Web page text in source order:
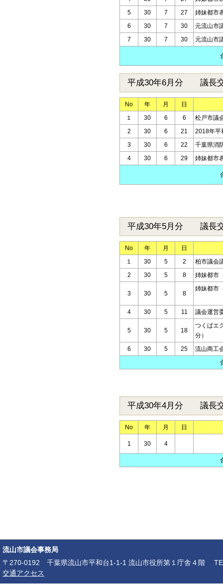
5
30 7 27
姉妹都市
6
30 7 30
元流山市
7
30 7 30 元流山市
平成30年6月分 議長
No 年 月
日
１
30 6 6
松戸市議
2
30 6 21
2018年平
3
30 6 22
千葉県消
4
30 6 29 姉妹都市
平成30年5月分 議長
No 年 月
日
１
30 5 2
柏市議会
2
30 5 8 姉妹都市
3 30 5 8
姉妹都市
4
30 5 11 議会運営
5 30 5 18
つくばエ
分）
6
30 5 25
流山商工
平成30年4月分 議長
No 年 月 日
1 30 4
流山市議会事務局
〒270-0192 千葉県流山市平和台1-1-1 流山市役所第１庁舎４階
交通アクセス